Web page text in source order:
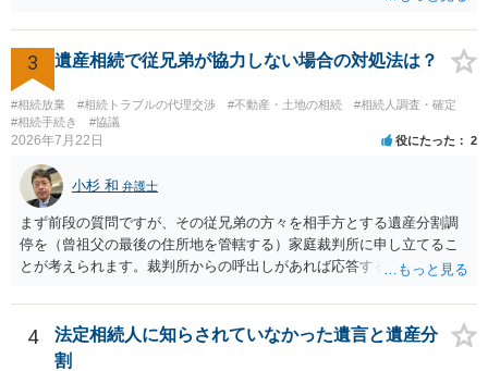
方の訴訟の主張及び立証次第ですが、 ・御祖母様の認知能力に関する
医師の意見書、筆跡鑑定 が提出されればその効力が否定される可能性
はありますが、 ・伯母様自身が分割協議に加わっていること ・御祖母
様の意に反する遺産分割協議を行う実益が誰にあったかの立証が困難
であること からすると、実際に遺産分割協議の効力が否定される可能
性はそれほど高くない（立証のハードルは非常に高い）ということが
言えると思います。
3 遺産相続で従兄弟が協力しない場合の対処法は？
#相続放棄 #相続トラブルの代理交渉 #不動産・土地の相続
#相続人調査・確定
#相続手続き
#協議
2026年7月22日 役にたった 2
小杉 和 弁護士
まず前段の質問ですが、その従兄弟の方々を相手方とする遺産分割調
停を（曾祖父の最後の住所地を管轄する）家庭裁判所に申し立てるこ
とが考えられます。裁判所からの呼出しがあれば応答する可能性がま
能と思われます。時間が思った以上にないので必要書類をてきぱきと
揃える必要があります。その点是非御注意ください。
4
法定相続人に知らされていなかった遺言と遺産分
割